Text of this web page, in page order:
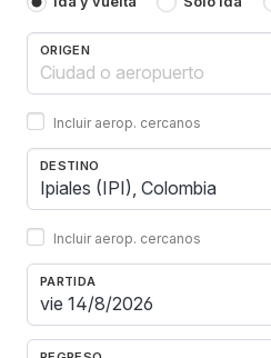
ORIGEN
Incluir aerop. cercanos
DESTINO
Incluir aerop. cercanos
PARTIDA